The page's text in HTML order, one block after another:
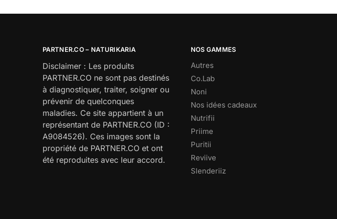
PARTNER.CO – NATURIKARIA
Disclaimer : Les produits
PARTNER.CO ne sont pas destinés
à diagnostiquer, traiter, soigner ou
prévenir de quelconques
maladies. Ce site appartient à un
représentant de PARTNER.CO (ID :
A9084526). Ces images sont la
propriété de PARTNER.CO et ont
été reproduites avec leur accord.
NOS GAMMES
Autres
Co.Lab
Noni
Nos idées cadeaux
Nutrifii
Priime
Puritii
Reviive
Slenderiiz